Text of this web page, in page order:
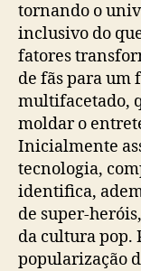
tornando o
inclusivo do
fatores
de fãs para um
multifacetado,
moldar o
Inicialmente
tecnologia,
identifica,
de super-
da cultura pop.
popularização